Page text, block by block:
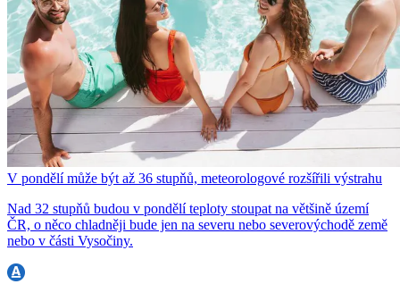
V pondělí může být až 36 stupňů, meteorologové rozšířili výstrahu
Nad 32 stupňů budou v pondělí teploty stoupat na většině území
ČR, o něco chladněji bude jen na severu nebo severovýchodě země
nebo v části Vysočiny.